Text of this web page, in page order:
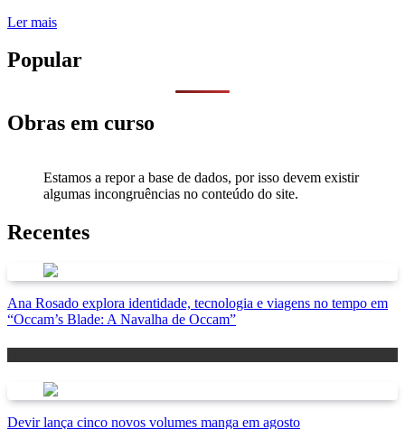
Ler mais
Popular
Obras em curso
Estamos a repor a base de dados, por isso devem existir
algumas incongruências no conteúdo do site.
Recentes
Ana Rosado explora identidade, tecnologia e viagens no tempo em
“Occam’s Blade: A Navalha de Occam”
Devir lança cinco novos volumes manga em agosto